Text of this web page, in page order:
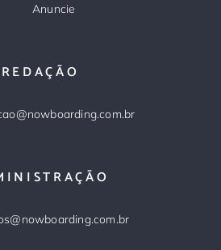
Anuncie
REDAÇÃO